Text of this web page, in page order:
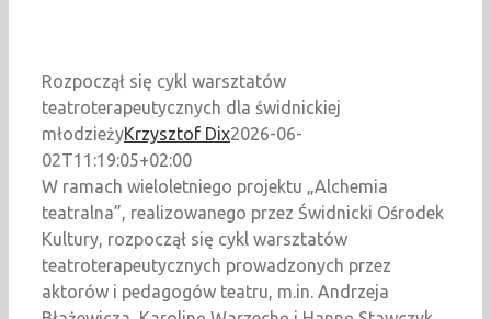
Rozpoczął się cykl warsztatów
teatroterapeutycznych dla świdnickiej
młodzieżyKrzysztof Dix2026-06-
02T11:19:05+02:00
W ramach wieloletniego projektu „Alchemia
teatralna”, realizowanego przez Świdnicki Ośrodek
Kultury, rozpoczął się cykl warsztatów
teatroterapeutycznych prowadzonych przez
aktorów i pedagogów teatru, m.in. Andrzeja